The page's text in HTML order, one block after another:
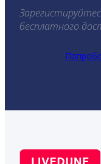
бесплатного